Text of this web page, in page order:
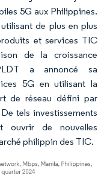
5G aux Philippines.
de plus en plus
et services TIC
de la croissance
a annoncé sa
5G en utilisant la
de réseau défini par
tels investissements
ouvrir de nouvelles
philippin des TIC.